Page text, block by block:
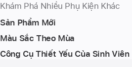
Khám Phá Nhiều Phụ Kiện Khác
Sản Phẩm Mới
Màu Sắc Theo Mùa
Công Cụ Thiết Yếu Của Sinh Viên